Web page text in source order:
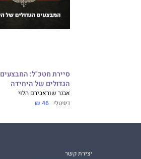
סיירת מטכ"ל: המבצעים
הגדולים של היחידה
אבנר שוראבירם הלוי
דיגיטלי 46 ₪
יצירת קשר